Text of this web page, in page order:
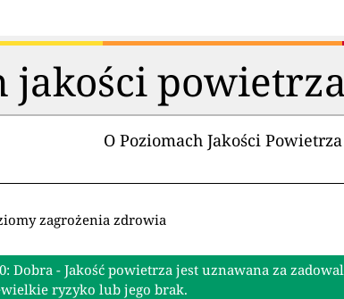
jakości
O Poziomach Jakości Powietrza
zagrożenia zdrowia
Dobra - Jakość powietrza jest uznawana za
ryzyko lub jego brak.